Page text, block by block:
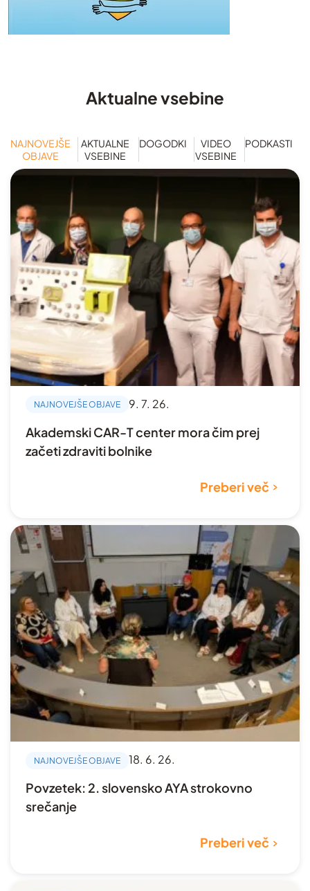
Aktualne vsebine
NAJNOVEJŠE
OBJAVE
AKTUALNE
VSEBINE
DOGODKI
VIDEO
VSEBINE
PODKASTI
NAJNOVEJŠE OBJAVE 9. 7. 26.
Akademski CAR-T center mora čim prej
začeti zdraviti bolnike
Preberi več
NAJNOVEJŠE OBJAVE 18. 6. 26.
Povzetek: 2. slovensko AYA strokovno
srečanje
Preberi več